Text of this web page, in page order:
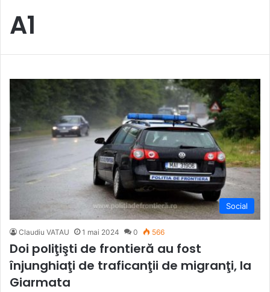
A1
Social
Claudiu VATAU 1 mai 2024 0 566
Doi poliţişti de frontieră au fost
înjunghiaţi de traficanţii de migranţi, la
Giarmata